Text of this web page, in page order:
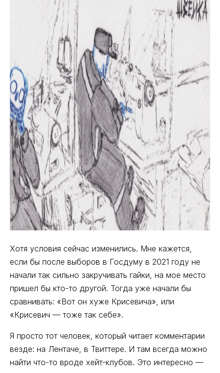
Хотя условия сейчас изменились. Мне кажется,
если бы после выборов в Госдуму в 2021 году не
начали так сильно закручивать гайки, на мое место
пришел бы кто-то другой. Тогда уже начали бы
сравнивать: «Вот он хуже Крисевича», или
«Крисевич — тоже так себе».
Я просто тот человек, который читает комментарии
везде: на Лентаче, в Твиттере. И там всегда можно
найти что-то вроде хейт-клубов. Это интересно —